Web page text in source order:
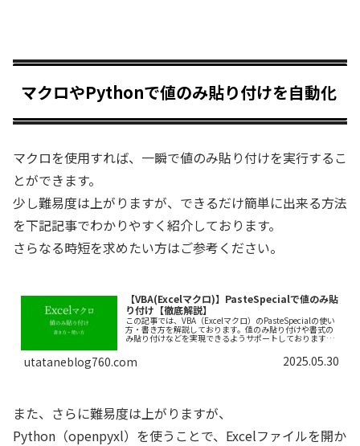
マクロやPythonで値のみ貼り付けを自動化
マクロを使用すれば、一瞬で値のみ貼り付けを実行するこ
とができます。
少し難易度は上がりますが、できるだけ簡単に出来る方法
を下記記事でわかりやすく紹介しております。
さらなる時短を求めたい方はご参考ください。
【VBA(Excelマクロ)】PasteSpecialで値のみ貼
り付け【徹底解説】
この記事では、VBA（Excelマクロ）のPasteSpecialの使い
方・書き方を解説しております。値のみ貼り付けや書式の
み貼り付けなどを実現できるようサポートしておりますの
で、ぜひ最後まで読んでいってください。
utataneblog760.com 2025.05.30
また、さらに難易度は上がりますが、
Python（openpyxl）を使うことで、Excelファイルを開か